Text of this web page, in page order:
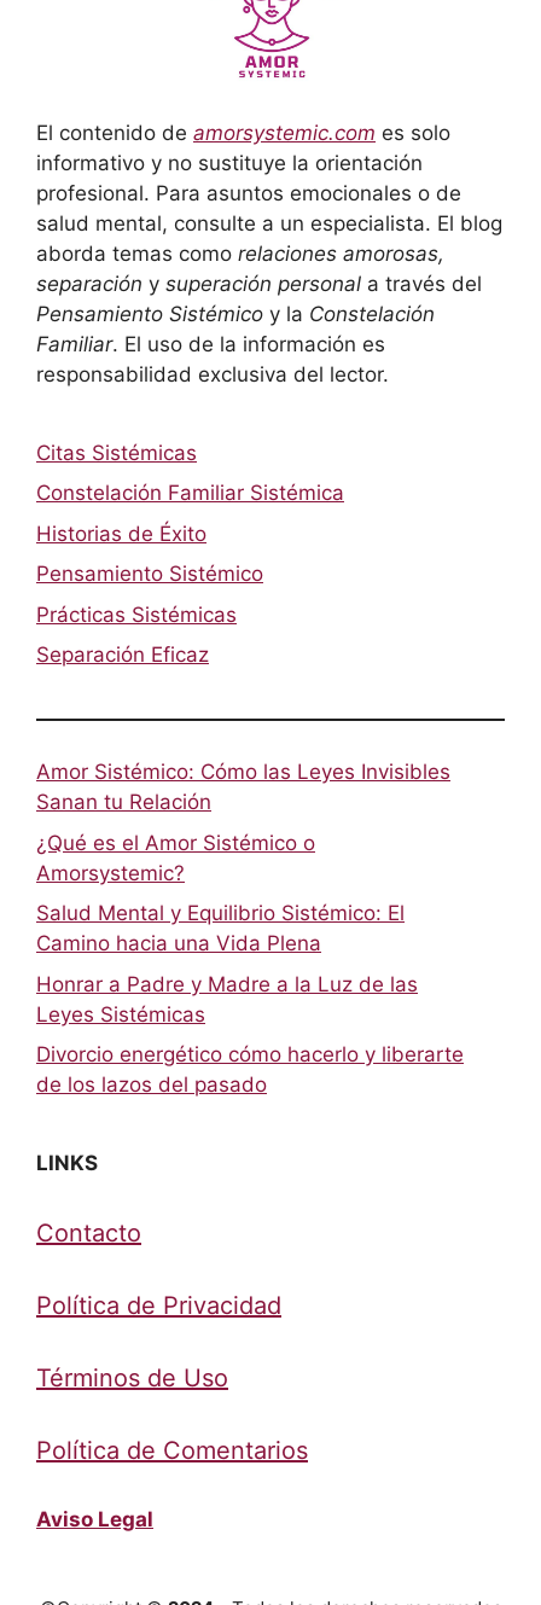
El contenido de amorsystemic.com es solo
informativo y no sustituye la orientación
profesional. Para asuntos emocionales o de
salud mental, consulte a un especialista. El blog
aborda temas como relaciones amorosas,
separación y superación personal a través del
Pensamiento Sistémico y la Constelación
Familiar. El uso de la información es
responsabilidad exclusiva del lector.
Citas Sistémicas
Constelación Familiar Sistémica
Historias de Éxito
Pensamiento Sistémico
Prácticas Sistémicas
Separación Eficaz
Amor Sistémico: Cómo las Leyes Invisibles
Sanan tu Relación
¿Qué es el Amor Sistémico o
Amorsystemic?
Salud Mental y Equilibrio Sistémico: El
Camino hacia una Vida Plena
Honrar a Padre y Madre a la Luz de las
Leyes Sistémicas
Divorcio energético cómo hacerlo y liberarte
de los lazos del pasado
LINKS
Contacto
Política de Privacidad
Términos de Uso
Política de Comentarios
Aviso Legal